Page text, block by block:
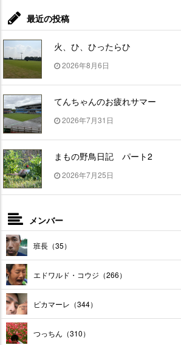
最近の投稿
火、ひ、ひったらひ
2026年8月6日
てんちゃんのお疲れサマー
2026年7月31日
まもの野鳥日記 パート2
2026年7月25日
メンバー
班長（35）
エドワルド・コウジ（266）
ピカマーレ（344）
つっちん（310）